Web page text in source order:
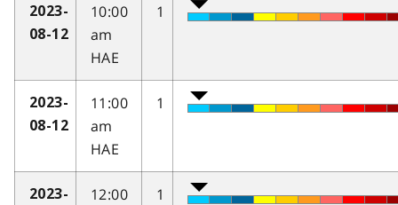
2023-
08-12
10:00
am
HAE
1
2023-
08-12
11:00
am
HAE
1
2023-
12:00
1